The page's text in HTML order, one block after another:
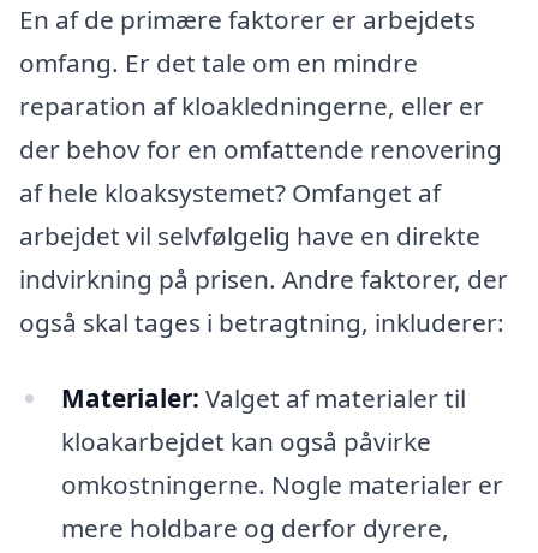
En af de primære faktorer er arbejdets
omfang. Er det tale om en mindre
reparation af kloakledningerne, eller er
der behov for en omfattende renovering
af hele kloaksystemet? Omfanget af
arbejdet vil selvfølgelig have en direkte
indvirkning på prisen. Andre faktorer, der
også skal tages i betragtning, inkluderer:
Materialer: Valget af materialer til
kloakarbejdet kan også påvirke
omkostningerne. Nogle materialer er
mere holdbare og derfor dyrere,